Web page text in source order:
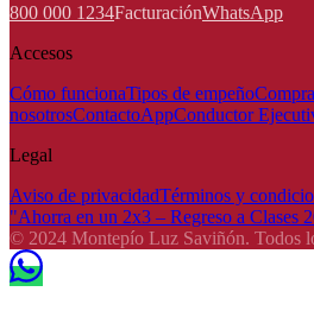
800 000 1234FacturaciónWhatsApp
Accesos
Cómo funcionaTipos de empeñoCompra
nosotrosContactoAppConductor
Legal
Aviso de privacidadTérminos y
"Ahorra en un 2x3 – Regreso a Clases
© 2024 Montepío Luz Saviñón. Todos